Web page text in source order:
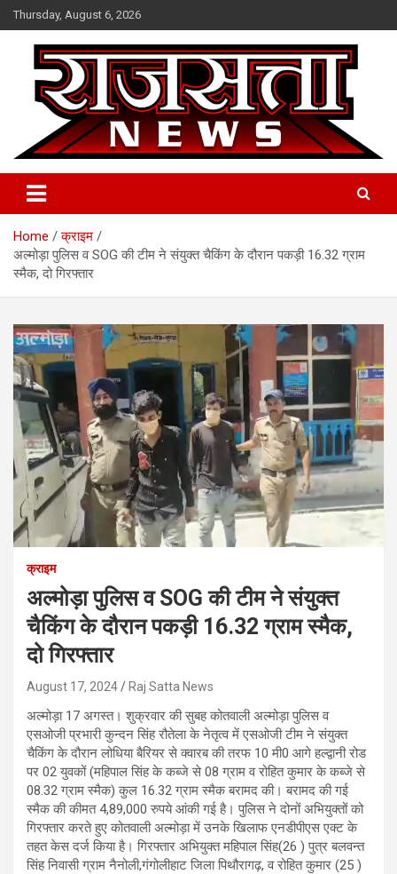
Skip
to
content
Thursday, August 6, 2026
Raj Satta News
Home
क्राइम
अल्मोड़ा पुलिस व SOG की टीम ने संयुक्त चैकिंग के दौरान पकड़ी 16.32 ग्राम
स्मैक, दो गिरफ्तार
क्राइम
अल्मोड़ा पुलिस व SOG की टीम ने संयुक्त
चैकिंग के दौरान पकड़ी 16.32 ग्राम स्मैक,
दो गिरफ्तार
August 17, 2024 Raj Satta News
अल्मोड़ा 17 अगस्त। शुक्रवार की सुबह कोतवाली अल्मोड़ा पुलिस व
एसओजी प्रभारी कुन्दन सिंह रौतेला के नेतृत्व में एसओजी टीम ने संयुक्त
चैकिंग के दौरान लोधिया बैरियर से क्वारब की तरफ 10 मी0 आगे हल्द्वानी रोड
पर 02 युवकों (महिपाल सिंह के कब्जे से 08 ग्राम व रोहित कुमार के कब्जे से
08.32 ग्राम स्मैक) कुल 16.32 ग्राम स्मैक बरामद की। बरामद की गई
स्मैक की कीमत 4,89,000 रुपये आंकी गई है। पुलिस ने दोनों अभियुक्तों को
गिरफ्तार करते हुए कोतवाली अल्मोड़ा में उनके खिलाफ एनडीपीएस एक्ट के
तहत केस दर्ज किया है। गिरफ्तार अभियुक्त महिपाल सिंह(26 ) पुत्र बलवन्त
सिंह निवासी ग्राम नैनोली,गंगोलीहाट जिला पिथौरागढ़, व रोहित कुमार (25 )